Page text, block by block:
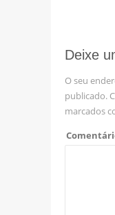
Deixe
O seu
publicado.
marcados